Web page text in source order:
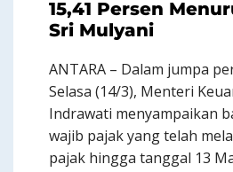
15,41 Persen
Sri Mulyani
ANTARA – Dalam jumpa
Selasa (14/3), Menteri
Indrawati menyampaikan
wajib pajak yang telah
pajak hingga tanggal 13